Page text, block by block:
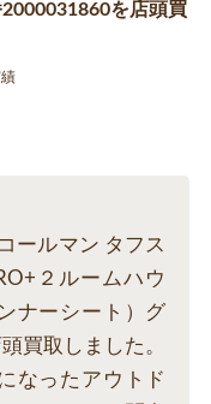
を店頭買
ールマン タフス
２ルームハウ
ナーシート）グ
買取しました。
なったアウトド